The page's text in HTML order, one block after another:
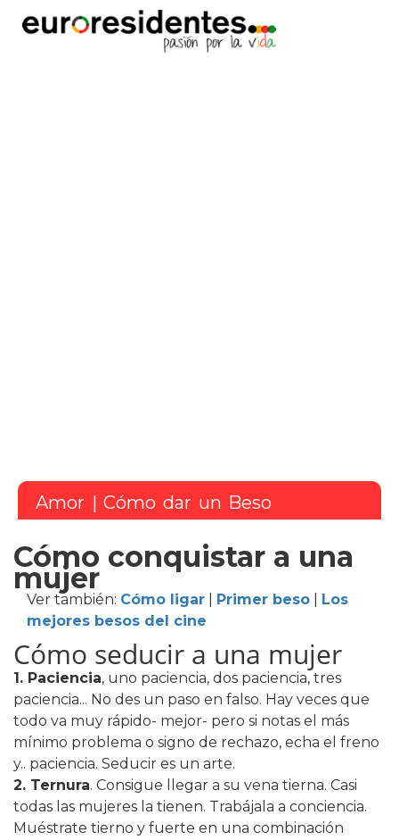
Amor | Cómo dar un Beso
Cómo conquistar a una
mujer
Ver también: Cómo ligar Primer beso
Los
mejores besos del cine
Cómo seducir a una mujer
1. Paciencia, uno paciencia, dos paciencia, tres
paciencia... No des un paso en falso. Hay veces que
todo va muy rápido- mejor- pero si notas el más
mínimo problema o signo de rechazo, echa el freno
y.. paciencia. Seducir es un arte.
2. Ternura. Consigue llegar a su vena tierna. Casi
todas las mujeres la tienen. Trabájala a conciencia.
Muéstrate tierno y fuerte en una combinación